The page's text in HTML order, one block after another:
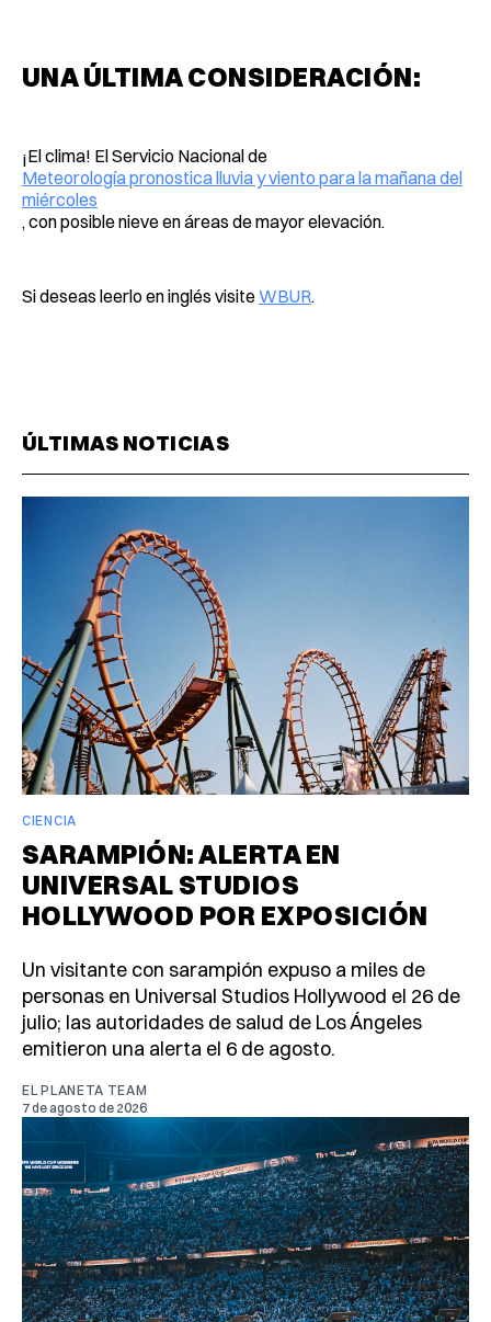
UNA ÚLTIMA CONSIDERACIÓN:
¡El clima! El Servicio Nacional de
Meteorología pronostica lluvia y viento para la mañana del
miércoles
, con posible nieve en áreas de mayor elevación.
Si deseas leerlo en inglés visiteWBUR.
ÚLTIMAS NOTICIAS
CIENCIA
SARAMPIÓN: ALERTA EN
UNIVERSAL STUDIOS
HOLLYWOOD POR EXPOSICIÓN
Un visitante con sarampión expuso a miles de
personas en Universal Studios Hollywood el 26 de
julio; las autoridades de salud de Los Ángeles
emitieron una alerta el 6 de agosto.
EL PLANETA TEAM
7 de agosto de 2026